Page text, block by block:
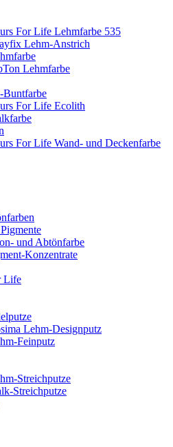
For Life Lehmfarbe 535
Lehm-Anstrich
Lehmfarbe
For Life Ecolith
For Life Wand- und Deckenfarbe
und Abtönfarbe
Konzentrate
Life
Lehm-Designputz
Feinputz
Streichputze
Streichputze